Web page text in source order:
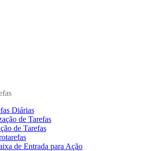
Diárias
de Tarefas
de Tarefas
de Entrada para Ação